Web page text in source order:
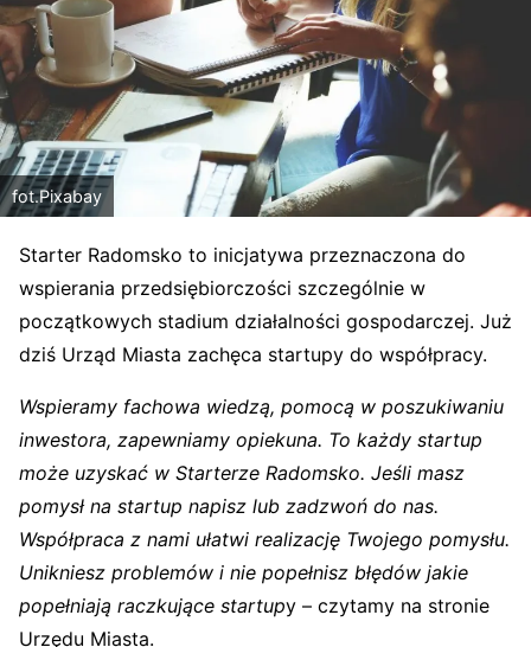
fot.Pixabay
Starter Radomsko to inicjatywa przeznaczona do
wspierania przedsiębiorczości szczególnie w
początkowych stadium działalności gospodarczej. Już
dziś Urząd Miasta zachęca startupy do współpracy.
Wspieramy fachowa wiedzą, pomocą w poszukiwaniu
inwestora, zapewniamy opiekuna. To każdy startup
może uzyskać w Starterze Radomsko. Jeśli masz
pomysł na startup napisz lub zadzwoń do nas.
Współpraca z nami ułatwi realizację Twojego pomysłu.
Unikniesz problemów i nie popełnisz błędów jakie
popełniają raczkujące startupy – czytamy na stronie
Urzędu Miasta.